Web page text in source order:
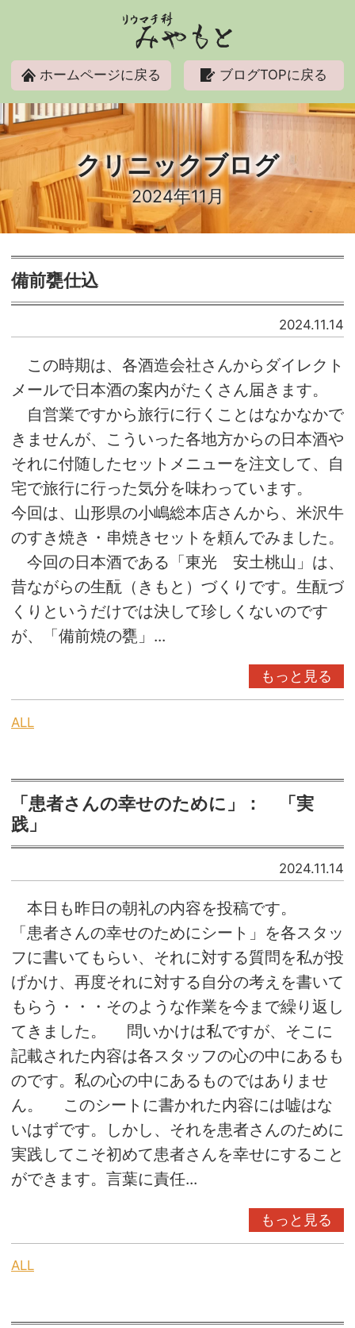
ホームページに戻る ブログTOPに戻る
クリニックブログ
2024年11月
備前甕仕込
2024.11.14
この時期は、各酒造会社さんからダイレクト
メールで日本酒の案内がたくさん届きます。
自営業ですから旅行に行くことはなかなかで
きませんが、こういった各地方からの日本酒や
それに付随したセットメニューを注文して、自
宅で旅行に行った気分を味わっています。
今回は、山形県の小嶋総本店さんから、米沢牛
のすき焼き・串焼きセットを頼んでみました。
今回の日本酒である「東光 安土桃山」は、
昔ながらの生酛（きもと）づくりです。生酛づ
くりというだけでは決して珍しくないのです
が、「備前焼の甕」...
もっと見る
ALL
「患者さんの幸せのために」： 「実
践」
2024.11.14
本日も昨日の朝礼の内容を投稿です。
「患者さんの幸せのためにシート」を各スタッ
フに書いてもらい、それに対する質問を私が投
げかけ、再度それに対する自分の考えを書いて
もらう・・・そのような作業を今まで繰り返し
てきました。 問いかけは私ですが、そこに
記載された内容は各スタッフの心の中にあるも
のです。私の心の中にあるものではありませ
ん。 このシートに書かれた内容には嘘はな
いはずです。しかし、それを患者さんのために
実践してこそ初めて患者さんを幸せにすること
ができます。言葉に責任...
もっと見る
ALL